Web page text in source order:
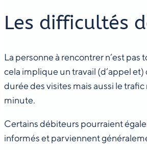
Les difficultés
La personne à rencontrer n’est
cela implique un travail (d’appel
durée des visites mais aussi le
minute.
Certains débiteurs pourraient
informés et parviennent